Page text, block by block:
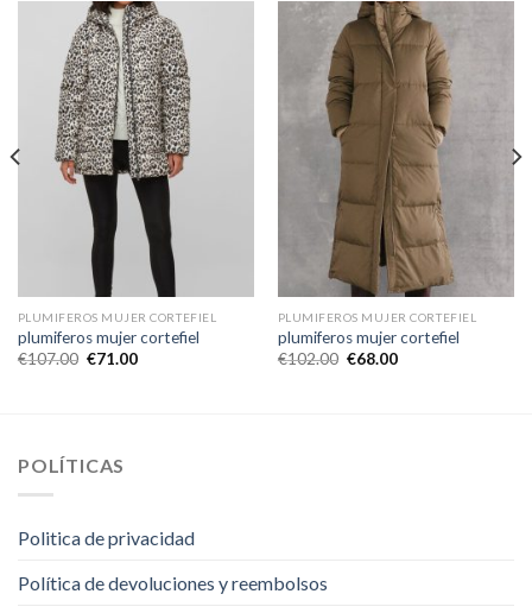
PLUMIFEROS MUJER CORTEFIEL
plumiferos mujer cortefiel
€107.00 €71.00
PLUMIFEROS MUJER CORTEFIEL
plumiferos mujer cortefiel
€102.00 €68.00
POLÍTICAS
Politica de privacidad
Política de devoluciones y reembolsos